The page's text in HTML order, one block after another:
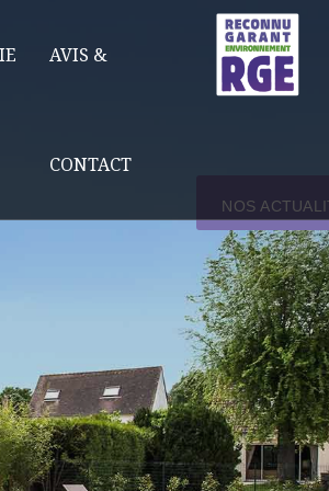
AVIS &
CONTACT
NOS